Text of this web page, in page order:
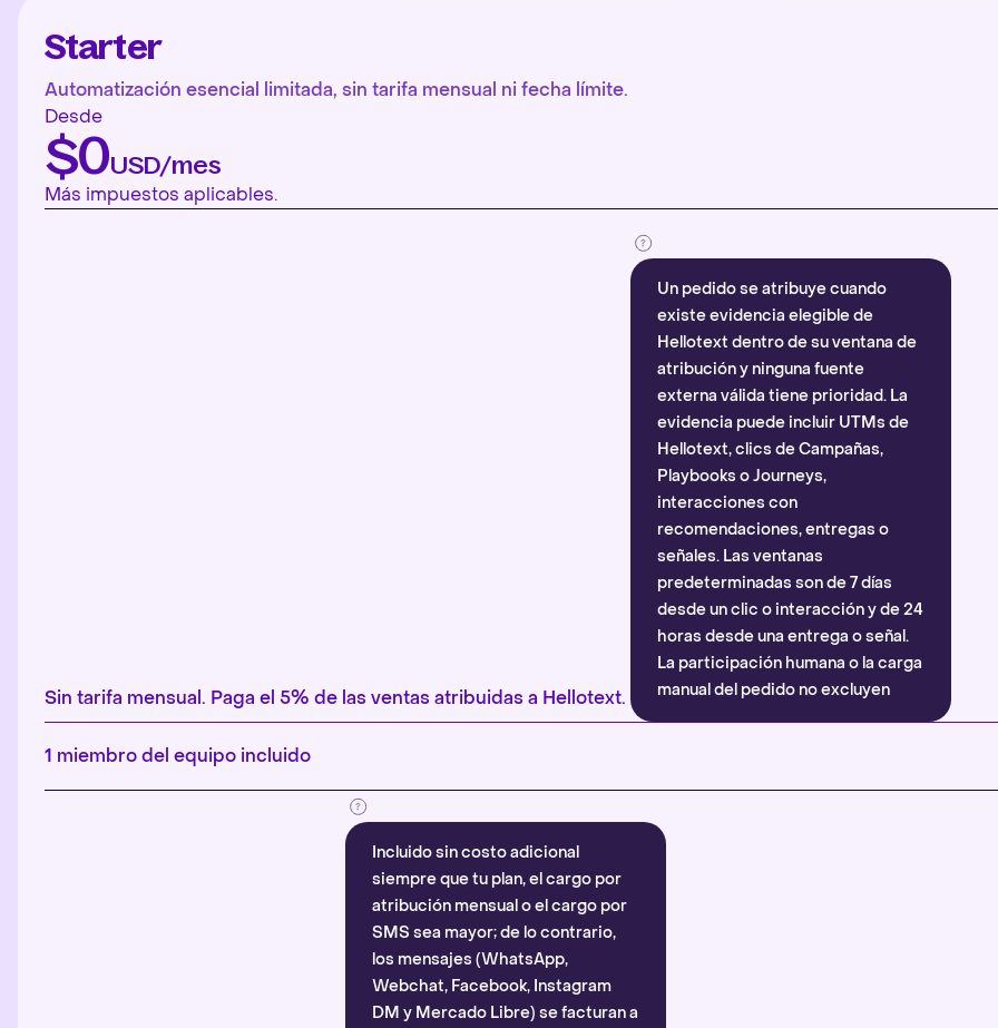
Starter
Automatización esencial limitada, sin tarifa mensual ni fecha límite.
Desde
$0USD/mes
Más impuestos aplicables.
Sin tarifa mensual. Paga el 5% de las ventas atribuidas a Hellotext.
Un pedido se atribuye cuando
existe evidencia elegible de
Hellotext dentro de su ventana de
atribución y ninguna fuente
externa válida tiene prioridad. La
evidencia puede incluir UTMs de
Hellotext, clics de Campañas,
Playbooks o Journeys,
interacciones con
recomendaciones, entregas o
señales. Las ventanas
predeterminadas son de 7 días
desde un clic o interacción y de 24
horas desde una entrega o señal.
La participación humana o la carga
manual del pedido no excluyen
automáticamente la atribución.
1 miembro del equipo incluido
Incluido sin costo adicional
siempre que tu plan, el cargo por
atribución mensual o el cargo por
SMS sea mayor; de lo contrario,
los mensajes (WhatsApp,
Webchat, Facebook, Instagram
DM y Mercado Libre) se facturan a